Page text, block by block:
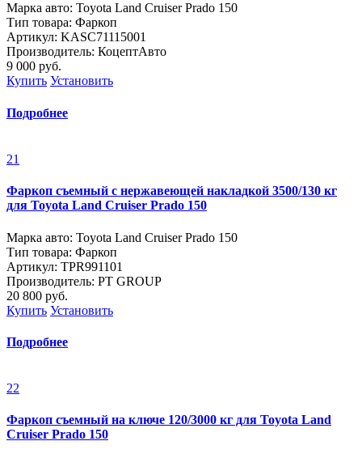
Марка авто: Toyota Land Cruiser Prado 150
Тип товара: Фаркоп
Артикул: KASC71115001
Производитель: КоцептАвто
9 000 руб.
Купить Установить
Подробнее
21
Фаркоп съемный с нержавеющей накладкой 3500/130 кг
для Toyota Land Cruiser Prado 150
Марка авто: Toyota Land Cruiser Prado 150
Тип товара: Фаркоп
Артикул: TPR991101
Производитель: PT GROUP
20 800 руб.
Купить Установить
Подробнее
22
Фаркоп съемный на ключе 120/3000 кг для Toyota Land
Cruiser Prado 150